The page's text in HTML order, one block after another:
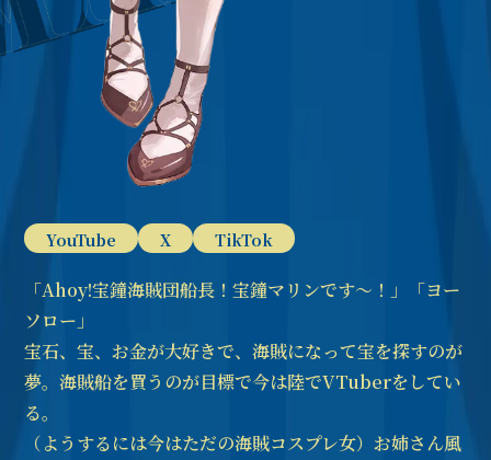
YouTube X TikTok
「Ahoy!宝鐘海賊団船長！宝鐘マリンです～！」「ヨー
ソロー」
宝石、宝、お金が大好きで、海賊になって宝を探すのが
夢。海賊船を買うのが目標で今は陸でVTuberをしてい
る。
（ようするには今はただの海賊コスプレ女）お姉さん風